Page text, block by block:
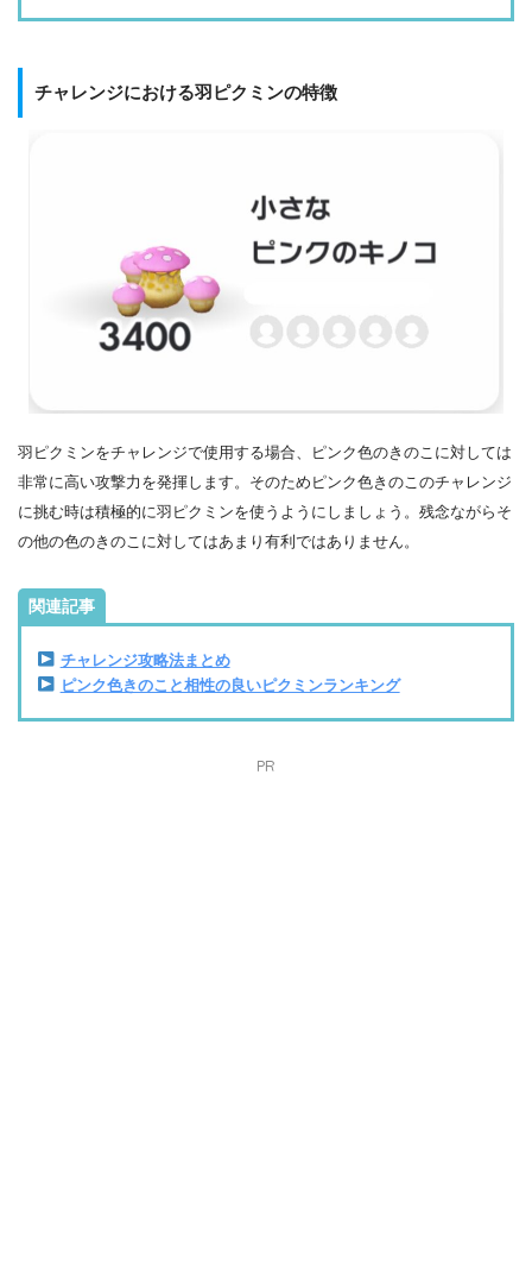
チャレンジにおける羽ピクミンの特徴
羽ピクミンをチャレンジで使用する場合、ピンク色のきのこに対しては
非常に高い攻撃力を発揮します。そのためピンク色きのこのチャレンジ
に挑む時は積極的に羽ピクミンを使うようにしましょう。残念ながらそ
の他の色のきのこに対してはあまり有利ではありません。
関連記事
チャレンジ攻略法まとめ
ピンク色きのこと相性の良いピクミンランキング
PR